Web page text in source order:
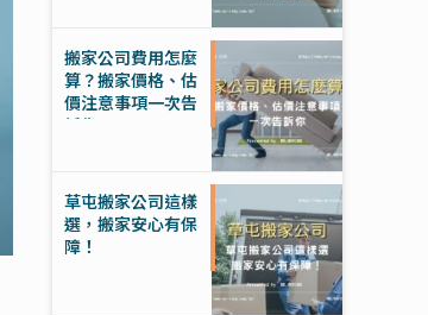
搬家公司費用怎麼
算？搬家價格、估
價注意事項一次告
訴你
草屯搬家公司這樣
選，搬家安心有保
障！